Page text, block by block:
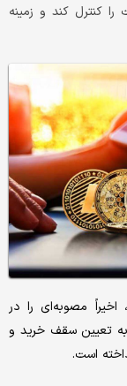
کنترل کند و زمینه
اخیراً مصوبه‌ای را در
تعیین سقف خرید و
است.